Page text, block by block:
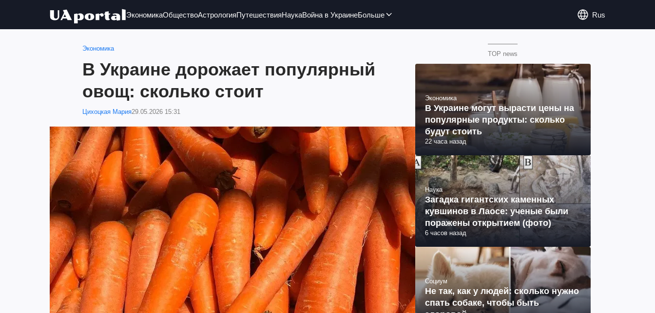
ЭкономикаОбществоАстрологияПутешествияНаукаВойна в УкраинеБольше Rus
Экономика
В Украине дорожает популярный
овощ: сколько стоит
Цихоцкая Мария29.05.2026 15:31
TOP news
Экономика
В Украине могут вырасти цены на
популярные продукты: сколько
будут стоить
22 часа назад
Наука
Загадка гигантских каменных
кувшинов в Лаосе: ученые были
поражены открытием (фото)
6 часов назад
Социум
Не так, как у людей: сколько нужно
спать собаке, чтобы быть